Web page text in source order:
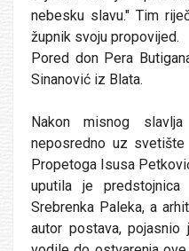
nebesku slavu." Tim
župnik svoju propovijed.
Pored don Pera
Sinanović iz Blata.
Nakon misnog
neposredno uz
Propetoga Isusa
uputila je
Srebrenka Paleka, a
autor postava,